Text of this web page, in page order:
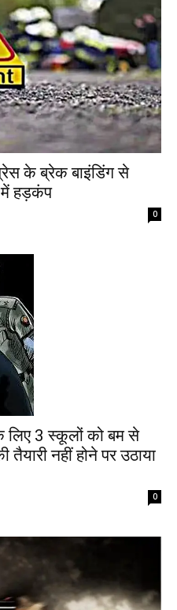
के ब्रेक बाइंडिंग से
में हड़कंप
0
लिए 3 स्कूलों को बम से
तैयारी नहीं होने पर उठाया
0